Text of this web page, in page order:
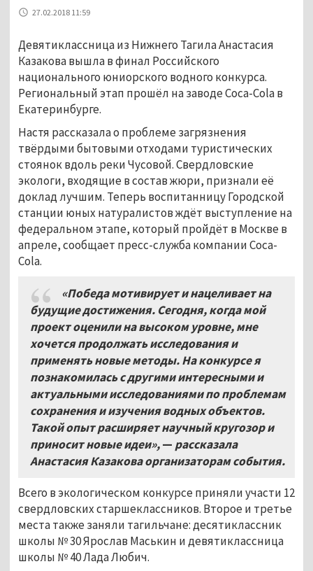
27.02.2018 11:59
Девятиклассница из Нижнего Тагила Анастасия
Казакова вышла в финал Российского
национального юниорского водного конкурса.
Региональный этап прошёл на заводе Coca-Cola в
Екатеринбурге.
Настя рассказала о проблеме загрязнения
твёрдыми бытовыми отходами туристических
стоянок вдоль реки Чусовой. Свердловские
экологи, входящие в состав жюри, признали её
доклад лучшим. Теперь воспитанницу Городской
станции юных натуралистов ждёт выступление на
федеральном этапе, который пройдёт в Москве в
апреле, сообщает пресс-служба компании Coca-
Cola.
«Победа мотивирует и нацеливает на
будущие достижения. Сегодня, когда мой
проект оценили на высоком уровне, мне
хочется продолжать исследования и
применять новые методы. На конкурсе я
познакомилась с другими интересными и
актуальными исследованиями по проблемам
сохранения и изучения водных объектов.
Такой опыт расширяет научный кругозор и
приносит новые идеи»,— рассказала
Анастасия Казакова организаторам события.
Всего в экологическом конкурсе приняли участи 12
свердловских старшеклассников. Второе и третье
места также заняли тагильчане: десятиклассник
школы № 30 Ярослав Маськин и девятиклассница
школы № 40 Лада Любич.